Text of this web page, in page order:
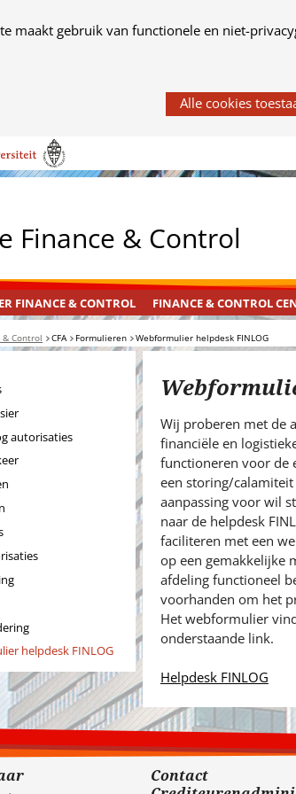
maakt gebruik van functionele en niet-
Finance & Control
FINANCE & CONTROL
FINANCE
&
CONTROL
INGEKLAPT
FINANCE & CONTROL
& Control CFA Formulieren Webformulier helpdesk FINLOG
Wij proberen met de
financiële en
functioneren voor de
een storing/
aanpassing voor wil
naar de helpdesk
faciliteren met een
op een gemakkelijke
afdeling functioneel
voorhanden om het
Het webformulier
onderstaande link.
Helpdesk FINLOG
autorisaties
helpdesk FINLOG
Contact